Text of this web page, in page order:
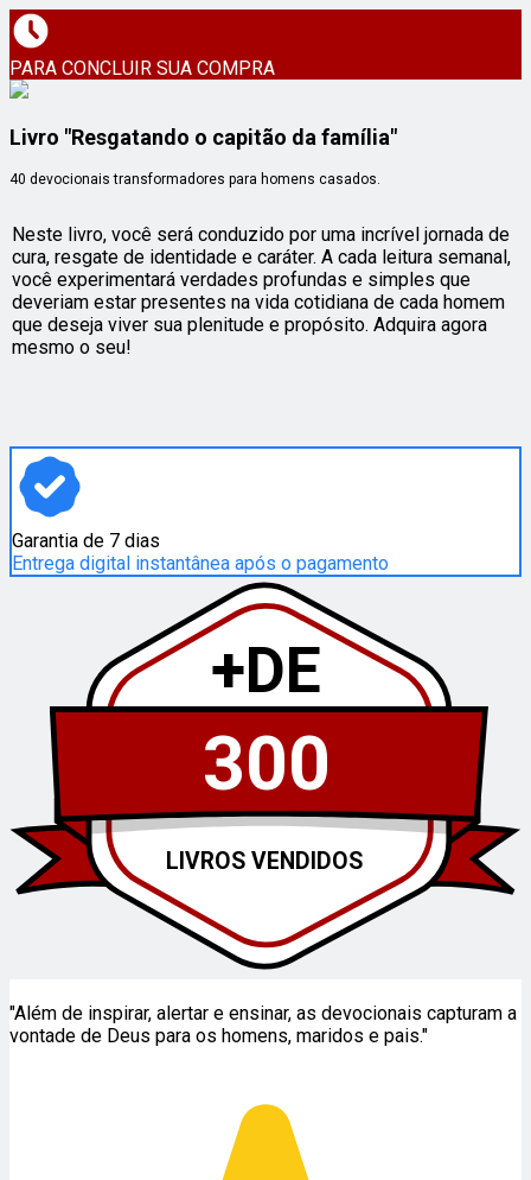
PARA CONCLUIR SUA COMPRA
Livro "Resgatando o capitão da família"
40 devocionais transformadores para homens casados.
Neste livro, você será conduzido por uma incrível jornada de
cura, resgate de identidade e caráter. A cada leitura semanal,
você experimentará verdades profundas e simples que
deveriam estar presentes na vida cotidiana de cada homem
que deseja viver sua plenitude e propósito. Adquira agora
mesmo o seu!
Garantia de 7 dias
Entrega digital instantânea após o pagamento
+DE
300
LIVROS VENDIDOS
"Além de inspirar, alertar e ensinar, as devocionais capturam a
vontade de Deus para os homens, maridos e pais."